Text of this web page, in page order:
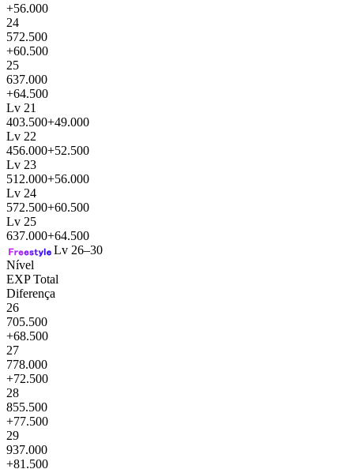
+56.000
24
572.500
+60.500
25
637.000
+64.500
Lv 21
403.500+49.000
Lv 22
456.000+52.500
Lv 23
512.000+56.000
Lv 24
572.500+60.500
Lv 25
637.000+64.500
Lv 26–30
Nível
EXP Total
Diferença
26
705.500
+68.500
27
778.000
+72.500
28
855.500
+77.500
29
937.000
+81.500